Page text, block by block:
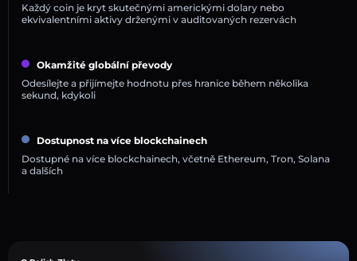
Každý coin je kryt skutečnými americkými dolary nebo
ekvivalentními aktivy drženými v auditovaných rezervách
Okamžité globální převody
Odesílejte a přijímejte hodnotu přes hranice během několika
sekund, kdykoli
Dostupnost na více blockchainech
Dostupné na více blockchainech, včetně Ethereum, Tron, Solana
a dalších